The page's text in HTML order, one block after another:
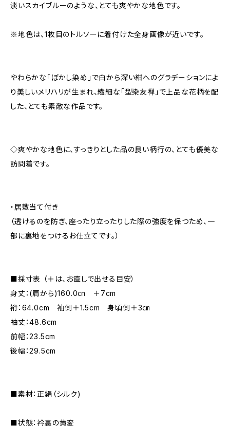
淡いスカイブルーのような、とても爽やかな地色です。
※地色は、1枚目のトルソーに着付けた全身画像が近いです。
やわらかな「ぼかし染め」で白から深い紺へのグラデーションによ
り美しいメリハリが生まれ、繊細な「型染友禅」で上品な花柄を配
した、とても素敵な作品です。
◇爽やかな地色に、すっきりとした品の良い柄行の、とても優美な
訪問着です。
・居敷当て付き
（透けるのを防ぎ、座ったり立ったりした際の強度を保つため、一
部に裏地をつけるお仕立てです。）
■採寸表 （＋は、お直しで出せる目安）
身丈：(肩から)160.0㎝ ＋7cm
裄：64.0cm 袖側＋1.5cm 身頃側＋3㎝
袖丈：48.6cm
前幅：23.5cm
後幅：29.5cm
■素材：正絹（シルク)
■状態：衿裏の黄変